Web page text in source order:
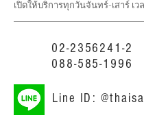
เปิดให้บริการทุกวันจันทร์-เสาร์ เว
02-2356241-2
088-585-1996
Line ID: